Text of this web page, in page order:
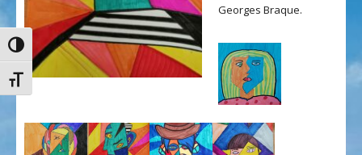
Toggle High Contrast
Toggle Font size
Georges Braque.